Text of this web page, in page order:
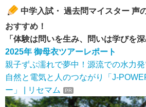
中学入試・ 過去問マイスター 声
おすすめ！
「体験は問いを生み、問いは学びを深
2025年 御母衣ツアーレポート
親子ずぶ濡れで夢中！源流での水力
自然と電気と人のつながり「J-
ー」 | リセマム
PR